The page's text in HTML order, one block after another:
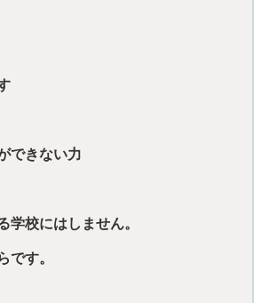
できない力
校にはしません。
す。